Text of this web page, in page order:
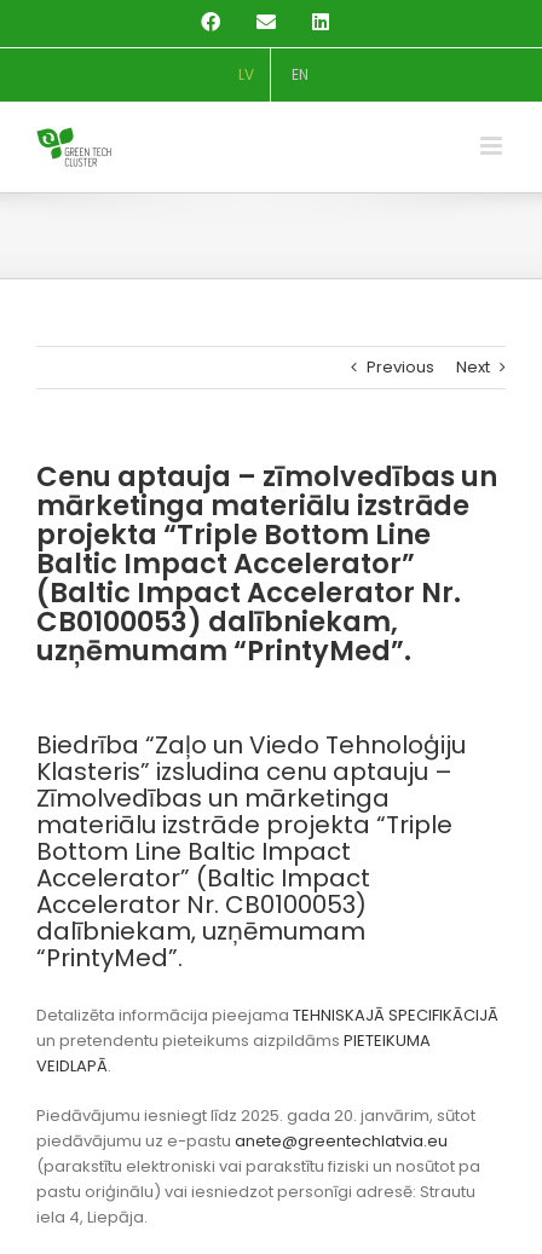
FacebookEmail LinkedIn
LV EN
Previous Next
Cenu aptauja – zīmolvedības un
mārketinga materiālu izstrāde
projekta “Triple Bottom Line
Baltic Impact Accelerator”
(Baltic Impact Accelerator Nr.
CB0100053) dalībniekam,
uzņēmumam “PrintyMed”.
Biedrība “Zaļo un Viedo Tehnoloģiju
Klasteris” izsludina cenu aptauju –
Zīmolvedības un mārketinga
materiālu izstrāde projekta “Triple
Bottom Line Baltic Impact
Accelerator” (Baltic Impact
Accelerator Nr. CB0100053)
dalībniekam, uzņēmumam
“PrintyMed”.
Detalizēta informācija pieejama TEHNISKAJĀ SPECIFIKĀCIJĀ
un pretendentu pieteikums aizpildāms PIETEIKUMA
VEIDLAPĀ.
Piedāvājumu iesniegt līdz 2025. gada 20. janvārim, sūtot
piedāvājumu uz e-pastu anete@greentechlatvia.eu
(parakstītu elektroniski vai parakstītu fiziski un nosūtot pa
pastu oriģinālu) vai iesniedzot personīgi adresē: Strautu
iela 4, Liepāja.